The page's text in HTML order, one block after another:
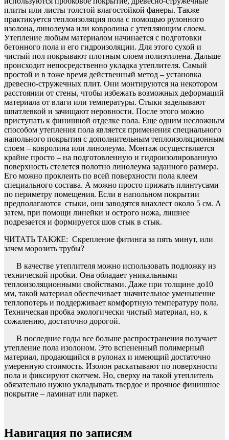
плиты или листы толстой влагостойкой фанеры. Также
практикуется теплоизоляция пола с помощью рулонного
изолона, линолеума или ковролина с утепляющим слоем.
Утепление любым материалом начинается с подготовки
бетонного пола и его гидроизоляции. Для этого сухой и
чистый пол покрывают плотным слоем полиэтилена. Дальше
происходит непосредственно укладка утеплителя. Самый
простой и в тоже время действенный метод – установка
древесно-стружечных плит. Они монтируются на некотором
расстоянии от стены, чтобы избежать возможных деформаций
материала от влаги или температуры. Стыки заделывают
шпатлевкой и зачищают неровности. После этого можно
приступать к финишной отделке пола. Еще одним несложным
способом утепления пола является применения специального
напольного покрытия с дополнительным теплоизоляционным
слоем – ковролина или линолеума. Монтаж осуществляется
крайне просто – на подготовленную и гидроизолированную
поверхность стелется полотно линолеума заданного размера.
Его можно проклеить по всей поверхности пола клеем
специального состава. А можно просто прижать плинтусами
по периметру помещения. Если в напольном покрытии
предполагаются стыки, они заводятся внахлест около 5 см. А
затем, при помощи линейки и острого ножа, лишнее
подрезается и формируется шов стык в стык.
ЧИТАТЬ ТАКЖЕ: Скрепление фитинга за пять минут, или
зачем морозить трубы?
В качестве утеплителя можно использовать подложку из
технической пробки. Она обладает уникальными
теплоизоляционными свойствами. Даже при толщине до10
мм, такой материал обеспечивает значительное уменьшение
теплопотерь и поддерживает комфортную температуру пола.
Техническая пробка экологически чистый материал, но, к
сожалению, достаточно дорогой.
В последние годы все больше распространения получает
утепление пола изолоном. Это вспененный полимерный
материал, продающийся в рулонах и имеющий достаточно
умеренную стоимость. Изолон раскатывают по поверхности
пола и фиксируют скотчем. Но, сверху на такой утеплитель
обязательно нужно укладывать твердое и прочное финишное
покрытие – ламинат или паркет.
Навигация по записям